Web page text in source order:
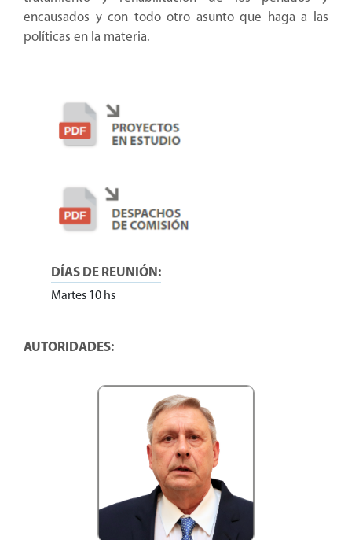
encausados y con todo otro asunto que haga a las
políticas en la materia.
DÍAS DE REUNIÓN:
Martes 10 hs
AUTORIDADES: